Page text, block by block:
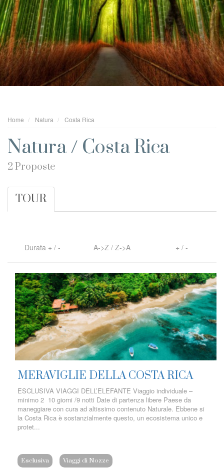
Home Natura Costa Rica
Natura / Costa Rica
2 Proposte
TOUR
Durata + / - A->Z / Z->A + / -
MERAVIGLIE DELLA COSTA RICA
ESCLUSIVA VIAGGI DELL’ELEFANTE Viaggio individuale –
minimo 2 10 giorni /9 notti Date di partenza libere Paese da
maneggiare con cura ad altissimo contenuto Naturale. Ebbene si
la Costa Rica è sostanzialmente questo, un ecosistema unico e
protet...
Esclusiva Viaggi di Nozze